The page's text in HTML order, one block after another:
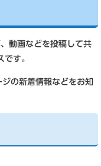
動画などを投稿して共
す。
の新着情報などをお知